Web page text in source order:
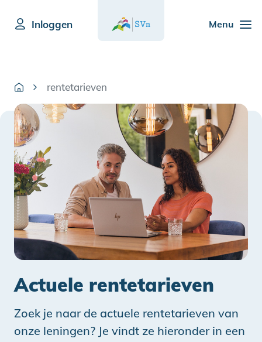
Menu
Inloggen
rentetarieven
Actuele rentetarieven
Zoek je naar de actuele rentetarieven van
onze leningen? Je vindt ze hieronder in een